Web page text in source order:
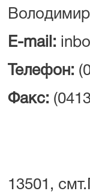
E-mail:
Телефон:
Факс:
13501,